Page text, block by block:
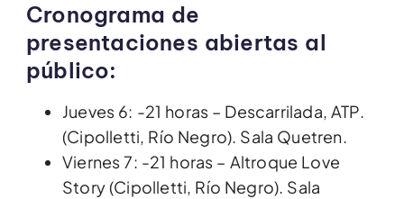
Cronograma de
presentaciones abiertas al
público:
Jueves 6: -21 horas – Descarrilada, ATP.
(Cipolletti, Río Negro). Sala Quetren.
Viernes 7: -21 horas – Altroque Love
Story (Cipolletti, Río Negro). Sala